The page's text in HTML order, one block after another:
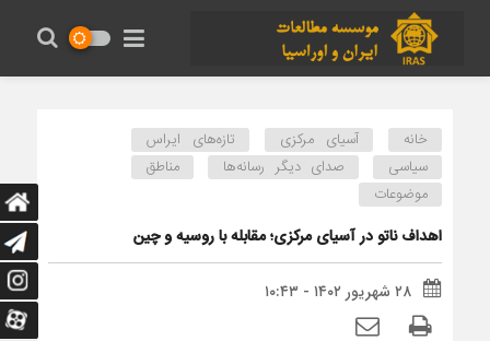
خانه آسیای مرکزی
تازه‌های ایراس
سیاسی
صدای دیگر رسانه‌ها
مناطق
موضوعات
اهداف ناتو در آسیای مرکزی؛ مقابله با روسیه و چین
۲۸ شهریور ۱۴۰۲ - ۱۰:۴۳